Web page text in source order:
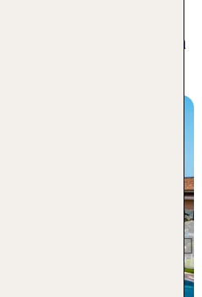
inkl. Flug in Palma